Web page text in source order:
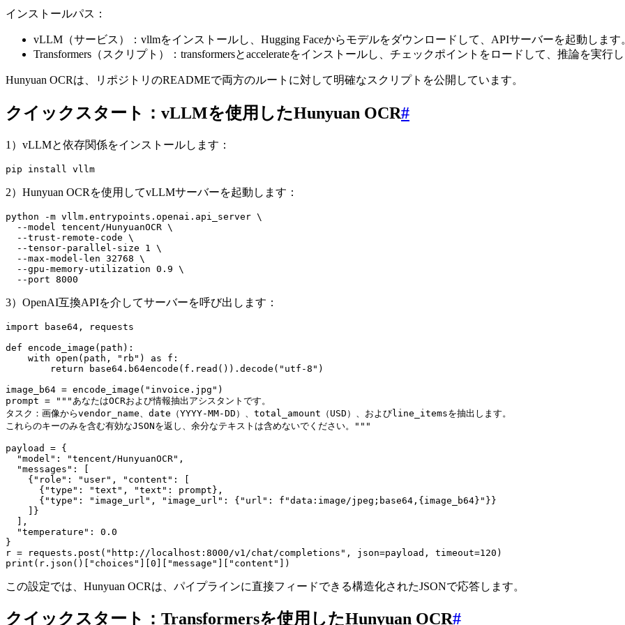
インストールパス：
vLLM（サービス）：vllmをインストールし、Hugging Faceからモデルをダウンロードして、APIサーバーを起動します
Transformers（スクリプト）：transformersとaccelerateをインストールし、チェックポイントをロードして、推論を実行し
Hunyuan OCRは、リポジトリのREADMEで両方のルートに対して明確なスクリプトを公開しています。
クイックスタート：vLLMを使用したHunyuan OCR#
1）vLLMと依存関係をインストールします：
2）Hunyuan OCRを使用してvLLMサーバーを起動します：
python -m vllm.entrypoints.openai.api_server \
  --model tencent/HunyuanOCR \
  --trust-remote-code \
  --tensor-parallel-size 1 \
  --max-model-len 32768 \
  --gpu-memory-utilization 0.9 \
3）OpenAI互換APIを介してサーバーを呼び出します：
import base64, requests
def encode_image(path):
    with open(path, "rb") as f:
        return base64.b64encode(f.read()).decode("utf-8")
image_b64 = encode_image("invoice.jpg")
prompt = """あなたはOCRおよび情報抽出アシスタントです。
タスク：画像からvendor_name、date（YYYY-MM-DD）、total_amount（USD）、およびline_itemsを抽出します。
これらのキーのみを含む有効なJSONを返し、余分なテキストは含めないでください。"""
payload = {
  "model": "tencent/HunyuanOCR",
  "messages": [
    {"role": "user", "content": [
      {"type": "text", "text": prompt},
      {"type": "image_url", "image_url": {"url": f"data:image/jpeg;base64,{image_b64}"}}
    ]}
  ],
  "temperature": 0.0
}
r = requests.post("http://localhost:8000/v1/chat/completions", json=payload, timeout=120)
この設定では、Hunyuan OCRは、パイプラインに直接フィードできる構造化されたJSONで応答します。
クイックスタート：Transformersを使用したHunyuan OCR#